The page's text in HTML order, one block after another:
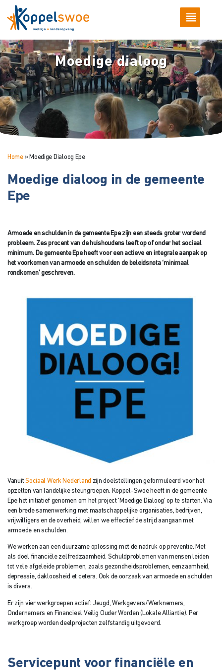
Moedige dialoog
Home» Moedige Dialoog Epe
Moedige dialoog in de gemeente
Epe
Armoede en schulden in de gemeente Epe zijn een steeds groter wordend
probleem. Zes procent van de huishoudens leeft op of onder het sociaal
minimum. De gemeente Epe heeft voor een actieve en integrale aanpak op
het voorkomen van armoede en schulden de beleidsnota ‘minimaal
rondkomen’ geschreven.
VanuitSociaal Werk Nederland zijn doelstellingen geformuleerd voor het
opzetten van landelijke steungroepen. Koppel-Swoe heeft in de gemeente
Epe het initiatief genomen om het project ‘Moedige Dialoog’ op te starten. Via
een brede samenwerking met maatschappelijke organisaties, bedrijven,
vrijwilligers en de overheid, willen we effectief de strijd aangaan met
armoede en schulden.
We werken aan een duurzame oplossing met de nadruk op preventie. Met
als doel financiële zelfredzaamheid. Schuldproblemen van mensen leiden
tot vele afgeleide problemen, zoals gezondheidsproblemen, eenzaamheid,
depressie, dakloosheid et cetera. Ook de oorzaak van armoede en schulden
is divers.
Er zijn vier werkgroepen actief: Jeugd, Werkgevers/Werknemers,
Ondernemers en Financieel Veilig Ouder Worden (Lokale Alliantie). Per
werkgroep worden deelprojecten zelfstandig uitgevoerd.
Servicepunt voor financiële en